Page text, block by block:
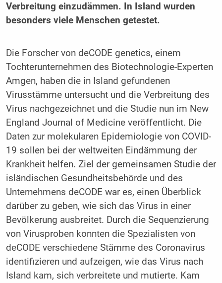
Verbreitung einzudämmen. In Island wurden
besonders viele Menschen getestet.
Die Forscher von deCODE genetics, einem
Tochterunternehmen des Biotechnologie-Experten
Amgen, haben die in Island gefundenen
Virusstämme untersucht und die Verbreitung des
Virus nachgezeichnet und die Studie nun im New
England Journal of Medicine veröffentlicht. Die
Daten zur molekularen Epidemiologie von COVID-
19 sollen bei der weltweiten Eindämmung der
Krankheit helfen. Ziel der gemeinsamen Studie der
isländischen Gesundheitsbehörde und des
Unternehmens deCODE war es, einen Überblick
darüber zu geben, wie sich das Virus in einer
Bevölkerung ausbreitet. Durch die Sequenzierung
von Virusproben konnten die Spezialisten von
deCODE verschiedene Stämme des Coronavirus
identifizieren und aufzeigen, wie das Virus nach
Island kam, sich verbreitete und mutierte. Kam